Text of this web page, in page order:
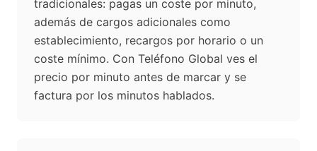
tradicionales: pagas un coste por minuto,
además de cargos adicionales como
establecimiento, recargos por horario o un
coste mínimo. Con Teléfono Global ves el
precio por minuto antes de marcar y se
factura por los minutos hablados.